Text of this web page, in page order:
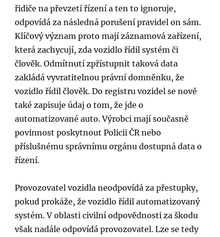
řidiče na převzetí řízení a ten to ignoruje,
odpovídá za následná porušení pravidel on sám.
Klíčový význam proto mají záznamová zařízení,
která zachycují, zda vozidlo řídil systém či
člověk. Odmítnutí zpřístupnit taková data
zakládá vyvratitelnou právní domněnku, že
vozidlo řídil člověk. Do registru vozidel se nově
také zapisuje údaj o tom, že jde o
automatizované auto. Výrobci mají současně
povinnost poskytnout Policii ČR nebo
příslušnému správnímu orgánu dostupná data o
řízení.
Provozovatel vozidla neodpovídá za přestupky,
pokud prokáže, že vozidlo řídil automatizovaný
systém. V oblasti civilní odpovědnosti za škodu
však nadále odpovídá provozovatel. Lze se tedy